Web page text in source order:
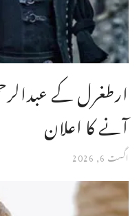
ارطغرل کے
آنے کا اعلان
اگست 6, 2026